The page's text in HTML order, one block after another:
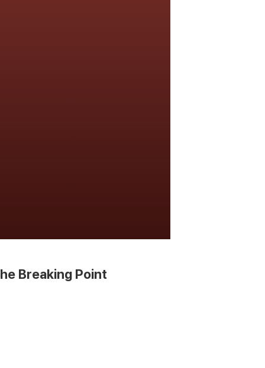
Breaking Point